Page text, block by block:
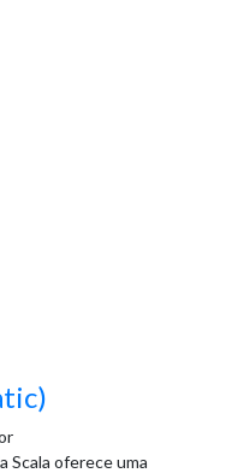
Scala oferece uma